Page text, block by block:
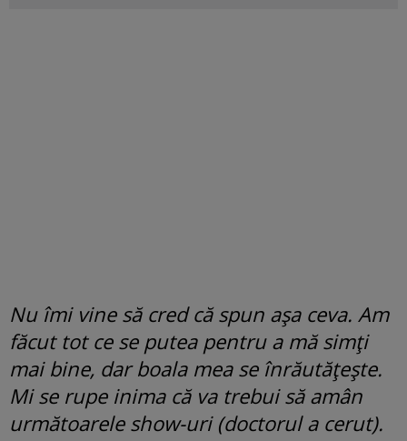
Nu îmi vine să cred că spun așa ceva. Am
făcut tot ce se putea pentru a mă simți
mai bine, dar boala mea se înrăutățește.
Mi se rupe inima că va trebui să amân
următoarele show-uri (doctorul a cerut).